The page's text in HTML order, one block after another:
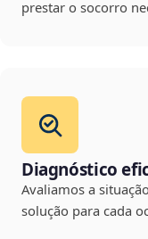
prestar o socorro
Diagnóstico
Avaliamos a
solução para cada